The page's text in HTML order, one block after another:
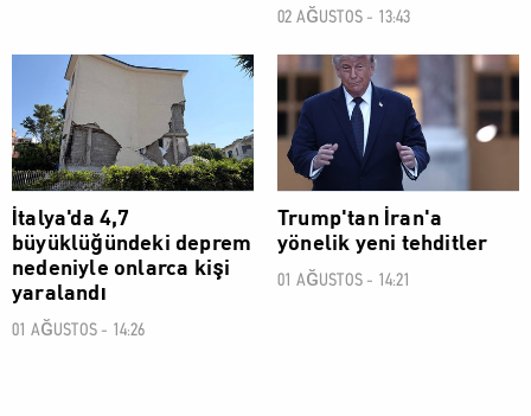
02 AĞUSTOS - 13:43
DÜNYA
İtalya'da 4,7
büyüklüğündeki deprem
nedeniyle onlarca kişi
yaralandı
01 AĞUSTOS - 14:26
DÜNYA
Trump'tan İran'a
yönelik yeni tehditler
01 AĞUSTOS - 14:21